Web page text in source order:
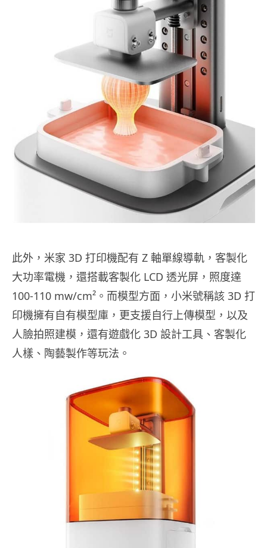
此外，米家 3D 打印機配有 Z 軸單線導軌，客製化
大功率電機，還搭載客製化 LCD 透光屏，照度達
100-110 mw/cm²。而模型方面，小米號稱該 3D 打
印機擁有自有模型庫，更支援自行上傳模型，以及
人臉拍照建模，還有遊戲化 3D 設計工具、客製化
人樣、陶藝製作等玩法。